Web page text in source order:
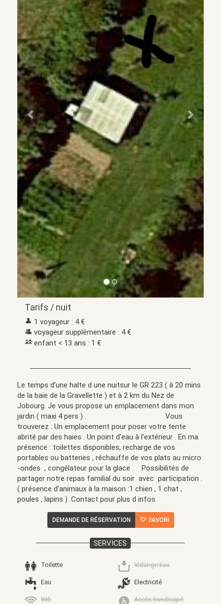
Tarifs / nuit
1 voyageur : 4 €
voyageur supplémentaire : 4 €
enfant < 13 ans : 1 €
Le temps d’une halte d une nuitsur le GR 223 ( à 20 mins
de la baie de la Gravellette ) et à 2 km du Nez de
Jobourg. Je vous propose un emplacement dans mon
jardin ( maxi 4 pers ) . Vous
trouverez : Un emplacement pour poser votre tente
abrité par des haies . Un point d’eau à l’extérieur . En ma
présence : toilettes disponibles, recharge de vos
portables ou batteries , réchauffe de vos plats au micro
-ondes , congélateur pour la glace . Possibilités de
partager notre repas familial du soir avec participation .
( présence d’animaux à la maison :1 chien , 1 chat ,
poules , lapins ) .Contact pour plus d infos
DEMANDE DE RÉSERVATION FAVORI
SERVICES
Toilette Vidange Eau
Eau Electricité
Wifi Accès handicapé